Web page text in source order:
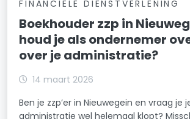
FINANCIELE DIENSTVERLENING
Boekhouder zzp in
houd je als ondernemer
over je administratie?
14 maart 2026
Ben je zzp’er in Nieuwegein en vraag je
administratie wel helemaal klopt?